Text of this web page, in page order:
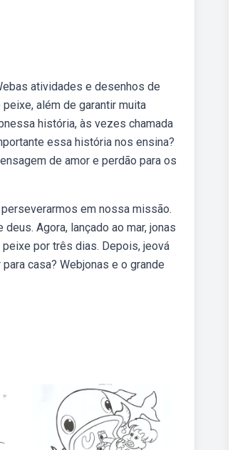
atividades e desenhos de
além de garantir muita
história, às vezes chamada
essa história nos ensina?
de amor e perdão para os
em nossa missão.
Agora, lançado ao mar, jonas
peixe por três dias. Depois, jeová
casa? Webjonas e o grande